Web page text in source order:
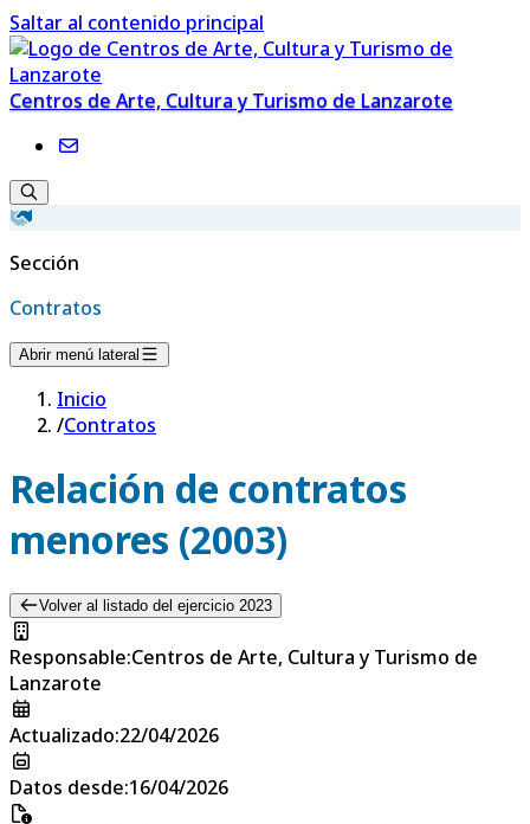
Saltar al contenido principal
Centros de Arte, Cultura y Turismo de Lanzarote
Sección
Contratos
Abrir menú lateral
Inicio
/Contratos
Relación de contratos
menores (2003)
Volver al listado del ejercicio 2023
Responsable:Centros de Arte, Cultura y Turismo de
Lanzarote
Actualizado:22/04/2026
Datos desde:16/04/2026